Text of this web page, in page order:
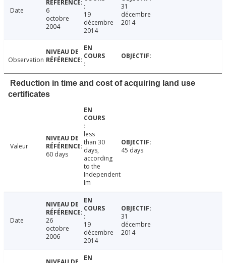
Date
6
octobre
2004
19
décembre
2014
31
décembre
2014
Observation
Reduction in time and cost of acquiring land use
certificates
Valeur
60 days
less
than 30
days,
according
to the
Independent
Im
45 days
Date
26
octobre
2006
19
décembre
2014
31
décembre
2014